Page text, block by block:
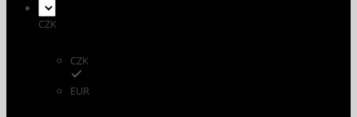
CZK
CZK
EUR